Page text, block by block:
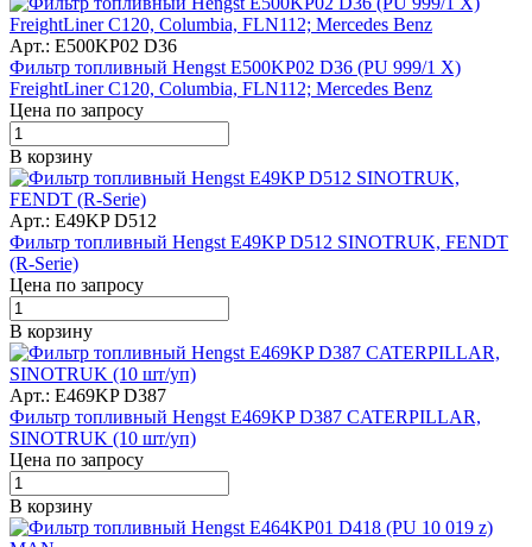
Арт.: E500KP02 D36
Фильтр топливный Hengst E500KP02 D36 (PU 999/1 X)
FreightLiner C120, Columbia, FLN112; Mercedes Benz
Цена по запросу
В корзину
Арт.: E49KP D512
Фильтр топливный Hengst E49KP D512 SINOTRUK, FENDT
(R-Serie)
Цена по запросу
В корзину
Арт.: E469KP D387
Фильтр топливный Hengst E469KP D387 CATERPILLAR,
SINOTRUK (10 шт/уп)
Цена по запросу
В корзину